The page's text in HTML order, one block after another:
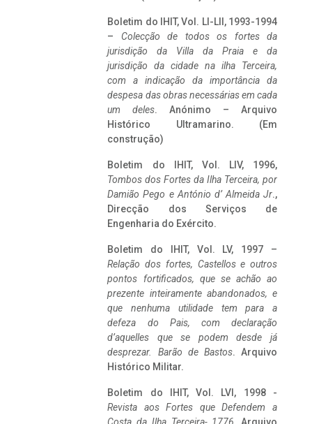
Boletim do IHIT, Vol. LI-LII, 1993-1994
– Colecção de todos os fortes da
jurisdição da Villa da Praia e da
jurisdição da cidade na ilha Terceira,
com a indicação da importância da
despesa das obras necessárias em cada
um deles. Anónimo – Arquivo
Histórico Ultramarino. (Em
construção)
Boletim do IHIT, Vol. LIV, 1996,
Tombos dos Fortes da Ilha Terceira, por
Damião Pego e António d’ Almeida Jr.,
Direcção dos Serviços de
Engenharia do Exército.
Boletim do IHIT, Vol. LV, 1997 –
Relação dos fortes, Castellos e outros
pontos fortificados, que se achão ao
prezente inteiramente abandonados, e
que nenhuma utilidade tem para a
defeza do Pais, com declaração
d’aquelles que se podem desde já
desprezar. Barão de Bastos. Arquivo
Histórico Militar.
Boletim do IHIT, Vol. LVI, 1998 -
Revista aos Fortes que Defendem a